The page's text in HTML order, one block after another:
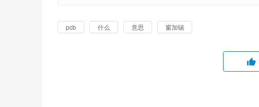
pcb 什么 意思 窗加锡